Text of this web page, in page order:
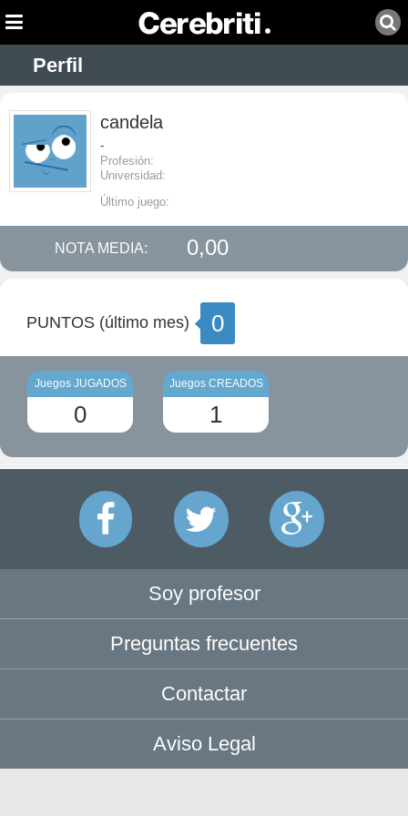
Perfil
candela
-
Profesión:
Universidad:
Último juego:
NOTA MEDIA: 0,00
PUNTOS (último mes) 0
Juegos JUGADOS
0
Juegos CREADOS
1
Soy profesor
Preguntas frecuentes
Contactar
Aviso Legal